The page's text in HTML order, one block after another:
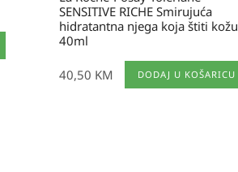
SENSITIVE RICHE Smirujuća
hidratantna njega koja štiti kožu
40ml
40,50 KM DODAJ U KOŠARICU